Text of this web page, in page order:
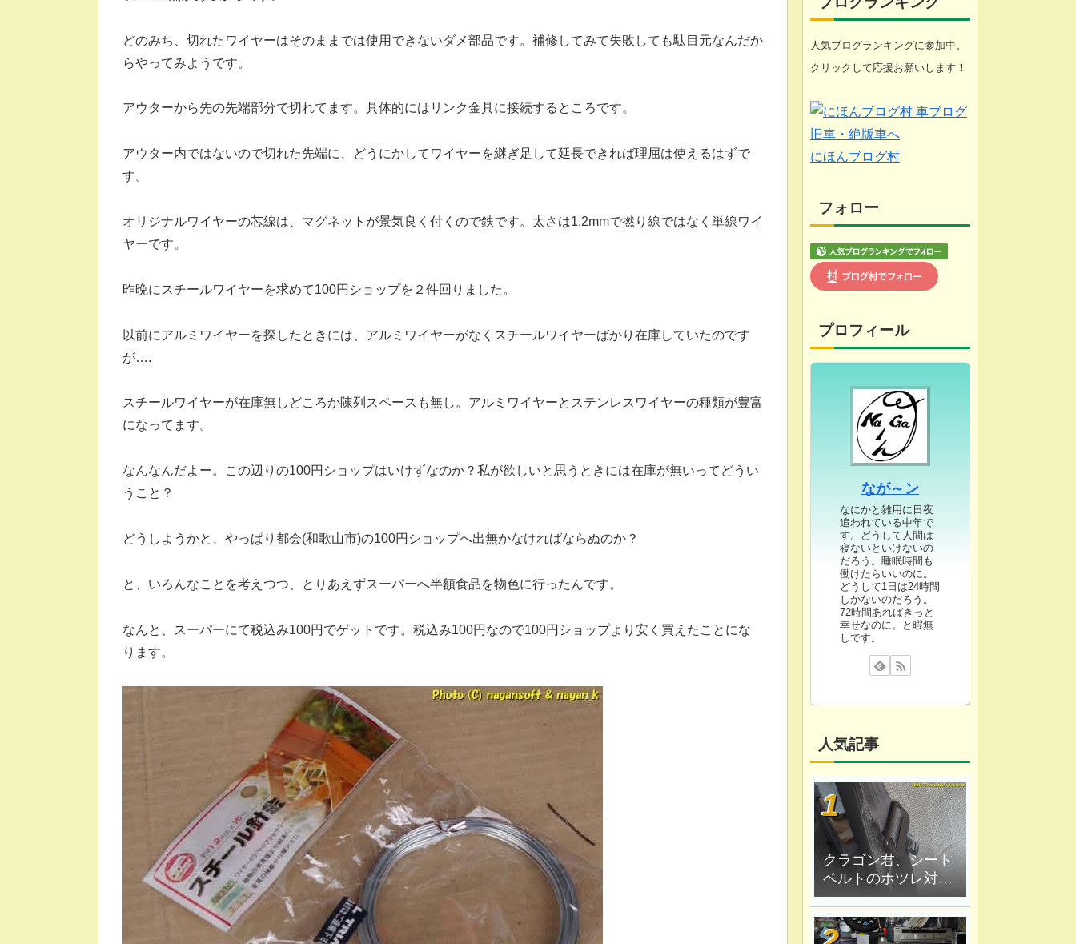
どのみち、切れたワイヤーはそのままでは使用できないダメ部品です。補修してみて失敗しても駄目元なんだか
らやってみようです。
アウターから先の先端部分で切れてます。具体的にはリンク金具に接続するところです。
アウター内ではないので切れた先端に、どうにかしてワイヤーを継ぎ足して延長できれば理屈は使えるはずで
す。
オリジナルワイヤーの芯線は、マグネットが景気良く付くので鉄です。太さは1.2mmで撚り線ではなく単線ワイ
ヤーです。
昨晩にスチールワイヤーを求めて100円ショップを２件回りました。
以前にアルミワイヤーを探したときには、アルミワイヤーがなくスチールワイヤーばかり在庫していたのです
が….
スチールワイヤーが在庫無しどころか陳列スペースも無し。アルミワイヤーとステンレスワイヤーの種類が豊富
になってます。
なんなんだよー。この辺りの100円ショップはいけずなのか？私が欲しいと思うときには在庫が無いってどうい
うこと？
どうしようかと、やっぱり都会(和歌山市)の100円ショップへ出無かなければならぬのか？
と、いろんなことを考えつつ、とりあえずスーパーへ半額食品を物色に行ったんです。
なんと、スーパーにて税込み100円でゲットです。税込み100円なので100円ショップより安く買えたことにな
ります。
ブログ
悩み
化石 (gooのスマホ)
人気ブログランキングに参加中。
クリックして応援お願いします！
にほんブログ村
フォロー
プロフィール
なが～ン
なにかと雑用に日夜
追われている中年で
す。どうして人間は
寝ないといけないの
だろう。睡眠時間も
働けたらいいのに。
どうして1日は24時間
しかないのだろう。
72時間あればきっと
幸せなのに。と暇無
しです。
人気記事
クラゴン君、シート
ベルトのホツレ対策
修理、ハンダ鏝で炙
ってみる